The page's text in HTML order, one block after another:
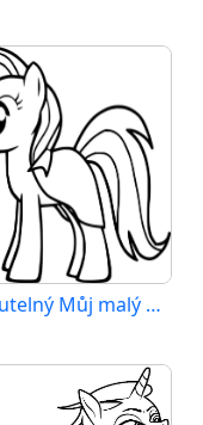
Tisknutelný Můj malý Pony Obrázek